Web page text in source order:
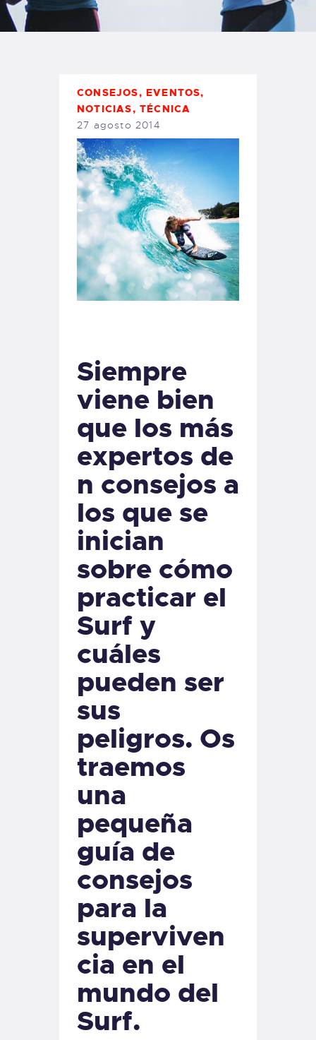
TIENDA FAMILY SURFERS
WEBCAM SALINAS
CONSEJOS,EVENTOS,
NOTICIAS,TÉCNICA
27 agosto 2014
Siempre
viene bien
que los más
expertos de
n consejos a
los que se
inician
sobre cómo
practicar el
Surf y
cuáles
pueden ser
sus
peligros. Os
traemos
una
pequeña
guía de
consejos
para la
superviven
cia en el
mundo del
Surf.